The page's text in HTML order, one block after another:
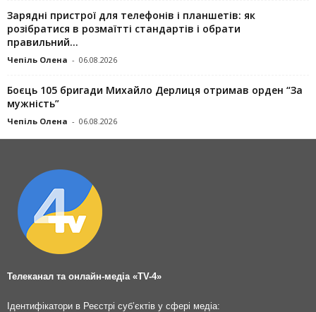
Зарядні пристрої для телефонів і планшетів: як
розібратися в розмаїтті стандартів і обрати
правильний...
Чепіль Олена - 06.08.2026
Боєць 105 бригади Михайло Дерлиця отримав орден “За
мужність”
Чепіль Олена - 06.08.2026
Телеканал та онлайн-медіа «TV-4»
Ідентифікатори в Реєстрі суб’єктів у сфері медіа: